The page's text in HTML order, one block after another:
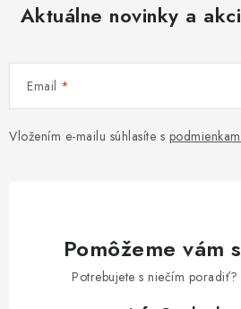
Aktuálne novinky a
Email
Vložením e-mailu súhlasíte s
Pomôžeme vám
Potrebujete s niečím poradiť?